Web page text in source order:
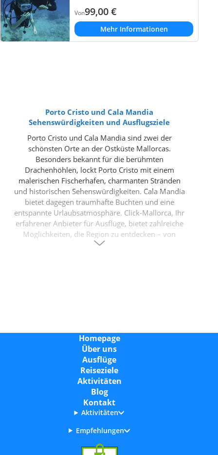
Von99,00€
Mehr Informationen
Porto Cristo und Cala Mandia
Sehenswürdigkeiten und Ausflugsziele
Porto Cristo und Cala Mandia sind zwei der
schönsten Orte an der Ostküste Mallorcas.
Besonders bekannt für die berühmten
Drachenhöhlen, lockt Porto Cristo mit einem
malerischen Fischerhafen, charmanten Stränden
und historischen Sehenswürdigkeiten. Cala Mandia
bietet dagegen traumhafte Buchten und eine
entspannte Urlaubsatmosphäre. Click-Mallorca, Ihr
erfahrener Anbieter für Ausflüge, bietet zahlreiche
Möglichkeiten, die Region zu entdecken – von
Bootstouren über Höhlenbesuche bis hin zu
Porto Cristo. Die Transferzeit vom Flughafen Palma
beträgt etwa eine Stunde mit dem Auto oder
Shuttlebus. Beide Orte sind gut mit öffentlichen
Verkehrsmitteln erreichbar.
Für was sind Porto Cristo und Cala Mandia
Drachenhöhlen (Cuevas del Drach) bekannt, eine
der wichtigsten touristischen Attraktionen
Mallorcas. Der malerische Fischerhafen und die
Homepage
Über uns
Ausflüge
Reiseziele
Aktivitäten
Blog
Kontakt
Aktivitäten
Empfehlungen